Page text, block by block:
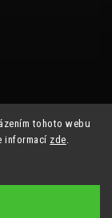
tohoto webu
informací zde.